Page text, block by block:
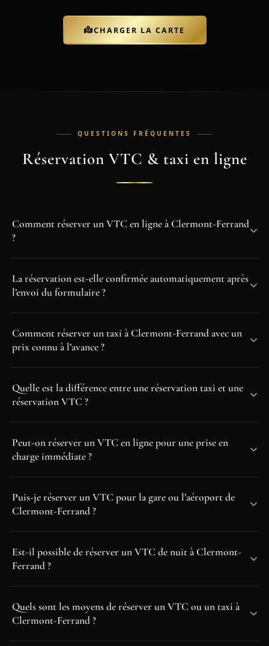
CHARGER LA CARTE
QUESTIONS FRÉQUENTES
Réservation VTC & taxi en ligne
Comment réserver un VTC en ligne à Clermont-Ferrand
?
La réservation est-elle confirmée automatiquement après
l’envoi du formulaire ?
Comment réserver un taxi à Clermont-Ferrand avec un
prix connu à l’avance ?
Quelle est la différence entre une réservation taxi et une
réservation VTC ?
Peut-on réserver un VTC en ligne pour une prise en
charge immédiate ?
Puis-je réserver un VTC pour la gare ou l’aéroport de
Clermont-Ferrand ?
Est-il possible de réserver un VTC de nuit à Clermont-
Ferrand ?
Quels sont les moyens de réserver un VTC ou un taxi à
Clermont-Ferrand ?